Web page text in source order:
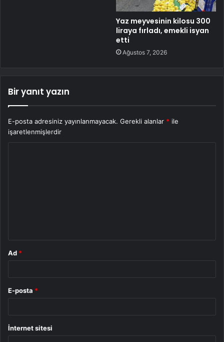
Yaz meyvesinin kilosu 300
liraya fırladı, emekli isyan
etti
Ağustos 7, 2026
Bir yanıt yazın
E-posta adresiniz yayınlanmayacak. Gerekli alanlar * ile
işaretlenmişlerdir
Ad *
E-posta *
İnternet sitesi